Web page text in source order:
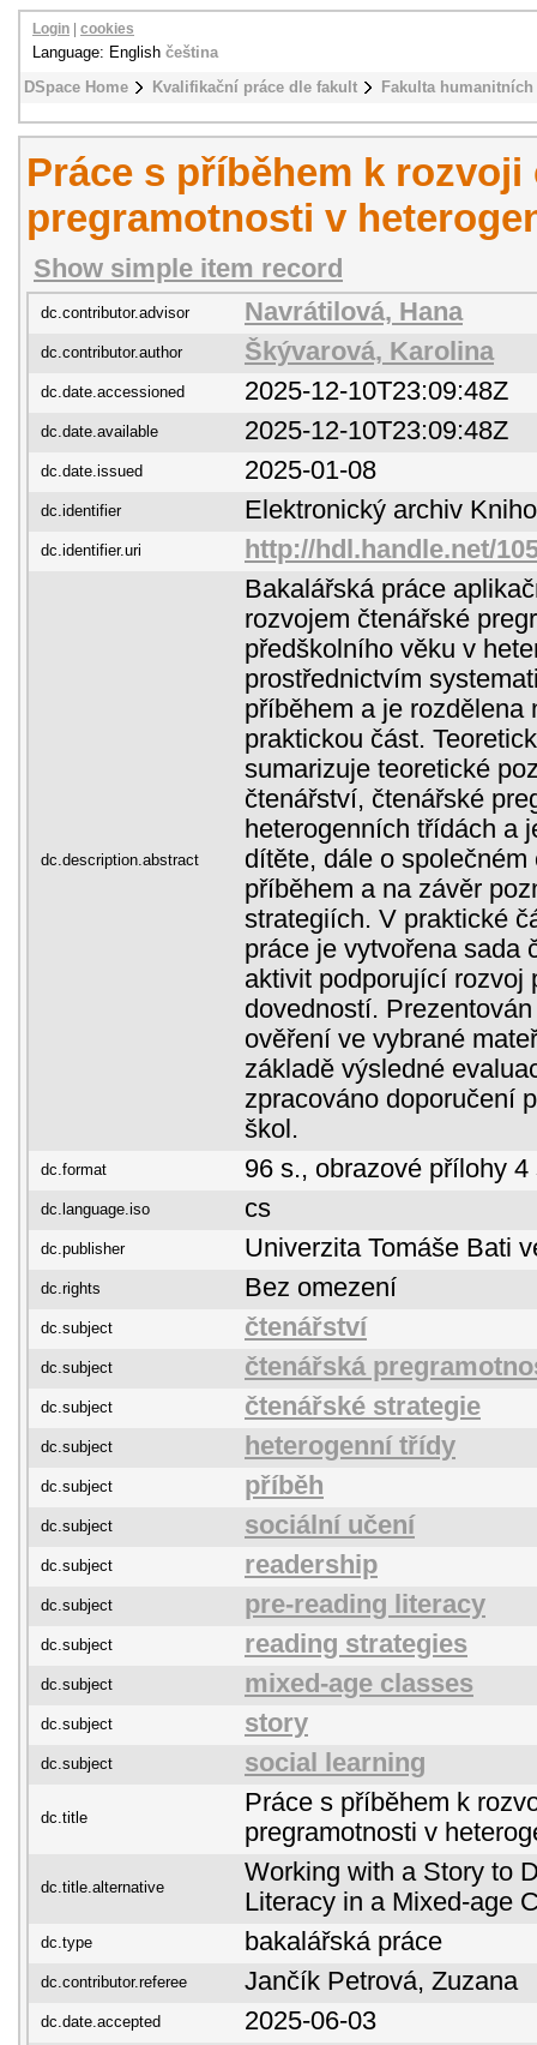
DSpace Home Kvalifikační práce dle fakult Fakulta
Login cookies
Language: English čeština
Práce s příběhem k rozvoji
pregramotnosti v
Show simple item record
dc.contributor.advisor Navrátilová, Hana
dc.contributor.author Škývarová, Karolina
dc.date.accessioned 2025-12-10T23:09:48Z
dc.date.available 2025-12-10T23:09:48Z
dc.date.issued 2025-01-08
dc.identifier Elektronický archiv
dc.identifier.uri http://hdl.handle.net/
dc.description.abstract
Bakalářská práce
rozvojem čtenářské
předškolního věku v
prostřednictvím
příběhem a je rozdělena
praktickou část.
sumarizuje teoretické
čtenářství, čtenářské
heterogenních třídách a
dítěte, dále o společném
příběhem a na závěr
strategiích. V praktické
práce je vytvořena sada
aktivit podporující rozvoj
dovedností.
ověření ve vybrané
základě výsledné
zpracováno doporučení
škol.
dc.format 96 s., obrazové přílohy 4
dc.language.iso cs
dc.publisher Univerzita Tomáše Bati
dc.rights Bez omezení
dc.subject čtenářství
dc.subject čtenářská
dc.subject čtenářské strategie
dc.subject heterogenní třídy
dc.subject příběh
dc.subject sociální učení
dc.subject readership
dc.subject pre-reading literacy
dc.subject reading strategies
dc.subject mixed-age classes
dc.subject story
dc.subject social learning
dc.title
Práce s příběhem k
pregramotnosti v
dc.title.alternative
Working with a Story to
Literacy in a Mixed-age
dc.type bakalářská práce
dc.contributor.referee Jančík Petrová, Zuzana
dc.date.accepted 2025-06-03